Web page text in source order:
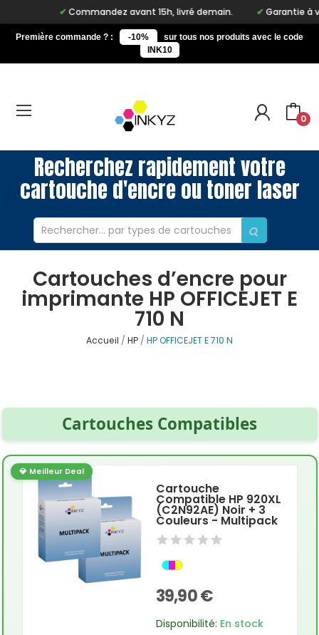
Commandez avant 15h, livré demain. Garantie à vie
Première commande ? : -10%
sur tous nos produits avec le code
INK10
0
Recherchez rapidement votre
cartouche d'encre ou toner laser
Cartouches d’encre pour
imprimante HP OFFICEJET E
710 N
Accueil HP HP OFFICEJET E 710 N
Cartouches Compatibles
💎 Meilleur Deal
Cartouche
Compatible HP 920XL
(C2N92AE) Noir + 3
Couleurs - Multipack
39,90 €
Disponibilité: En stock